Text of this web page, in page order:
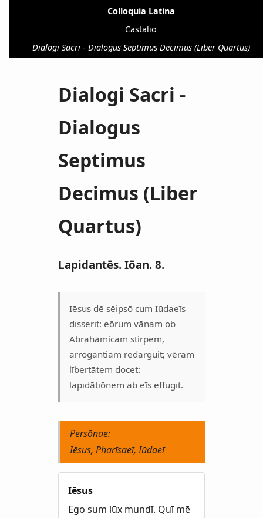
Colloquia Latina
Castalio
Dialogi Sacri - Dialogus Septimus Decimus (Liber Quartus)
Dialogi Sacri -
Dialogus
Septimus
Decimus (Liber
Quartus)
Lapidantēs. Iōan. 8.
Iēsus dē sēipsō cum Iūdaeīs
disserit: eōrum vānam ob
Abrahāmicam stirpem,
arrogantiam redarguit; vēram
lībertātem docet:
lapidātiōnem ab eīs effugit.
Persōnae:
Iēsus, Pharīsaeī, Iūdaeī
Iēsus
Ego sum lūx mundī. Quī mē